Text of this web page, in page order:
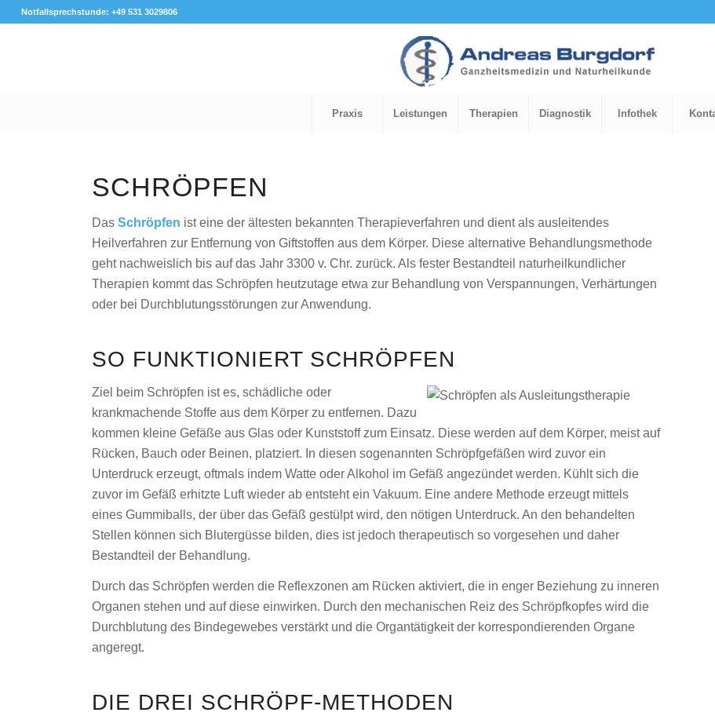
Notfallsprechstunde: +49 531 3029806
Praxis Leistungen Therapien Diagnostik Infothek
SCHRÖPFEN
DasSchröpfen ist eine der ältesten bekannten Therapieverfahren und dient als ausleitendes
Heilverfahren zur Entfernung von Giftstoffen aus dem Körper. Diese alternative Behandlungsmethode
geht nachweislich bis auf das Jahr 3300 v. Chr. zurück. Als fester Bestandteil naturheilkundlicher
Therapien kommt das Schröpfen heutzutage etwa zur Behandlung von Verspannungen, Verhärtungen
oder bei Durchblutungsstörungen zur Anwendung.
SO FUNKTIONIERT SCHRÖPFEN
Ziel beim Schröpfen ist es, schädliche oder
krankmachende Stoffe aus dem Körper zu entfernen. Dazu
kommen kleine Gefäße aus Glas oder Kunststoff zum Einsatz. Diese werden auf dem Körper, meist auf
Rücken, Bauch oder Beinen, platziert. In diesen sogenannten Schröpfgefäßen wird zuvor ein
Unterdruck erzeugt, oftmals indem Watte oder Alkohol im Gefäß angezündet werden. Kühlt sich die
zuvor im Gefäß erhitzte Luft wieder ab entsteht ein Vakuum. Eine andere Methode erzeugt mittels
eines Gummiballs, der über das Gefäß gestülpt wird, den nötigen Unterdruck. An den behandelten
Stellen können sich Blutergüsse bilden, dies ist jedoch therapeutisch so vorgesehen und daher
Bestandteil der Behandlung.
Durch das Schröpfen werden die Reflexzonen am Rücken aktiviert, die in enger Beziehung zu inneren
Organen stehen und auf diese einwirken. Durch den mechanischen Reiz des Schröpfkopfes wird die
Durchblutung des Bindegewebes verstärkt und die Organtätigkeit der korrespondierenden Organe
angeregt.
DIE DREI SCHRÖPF-METHODEN